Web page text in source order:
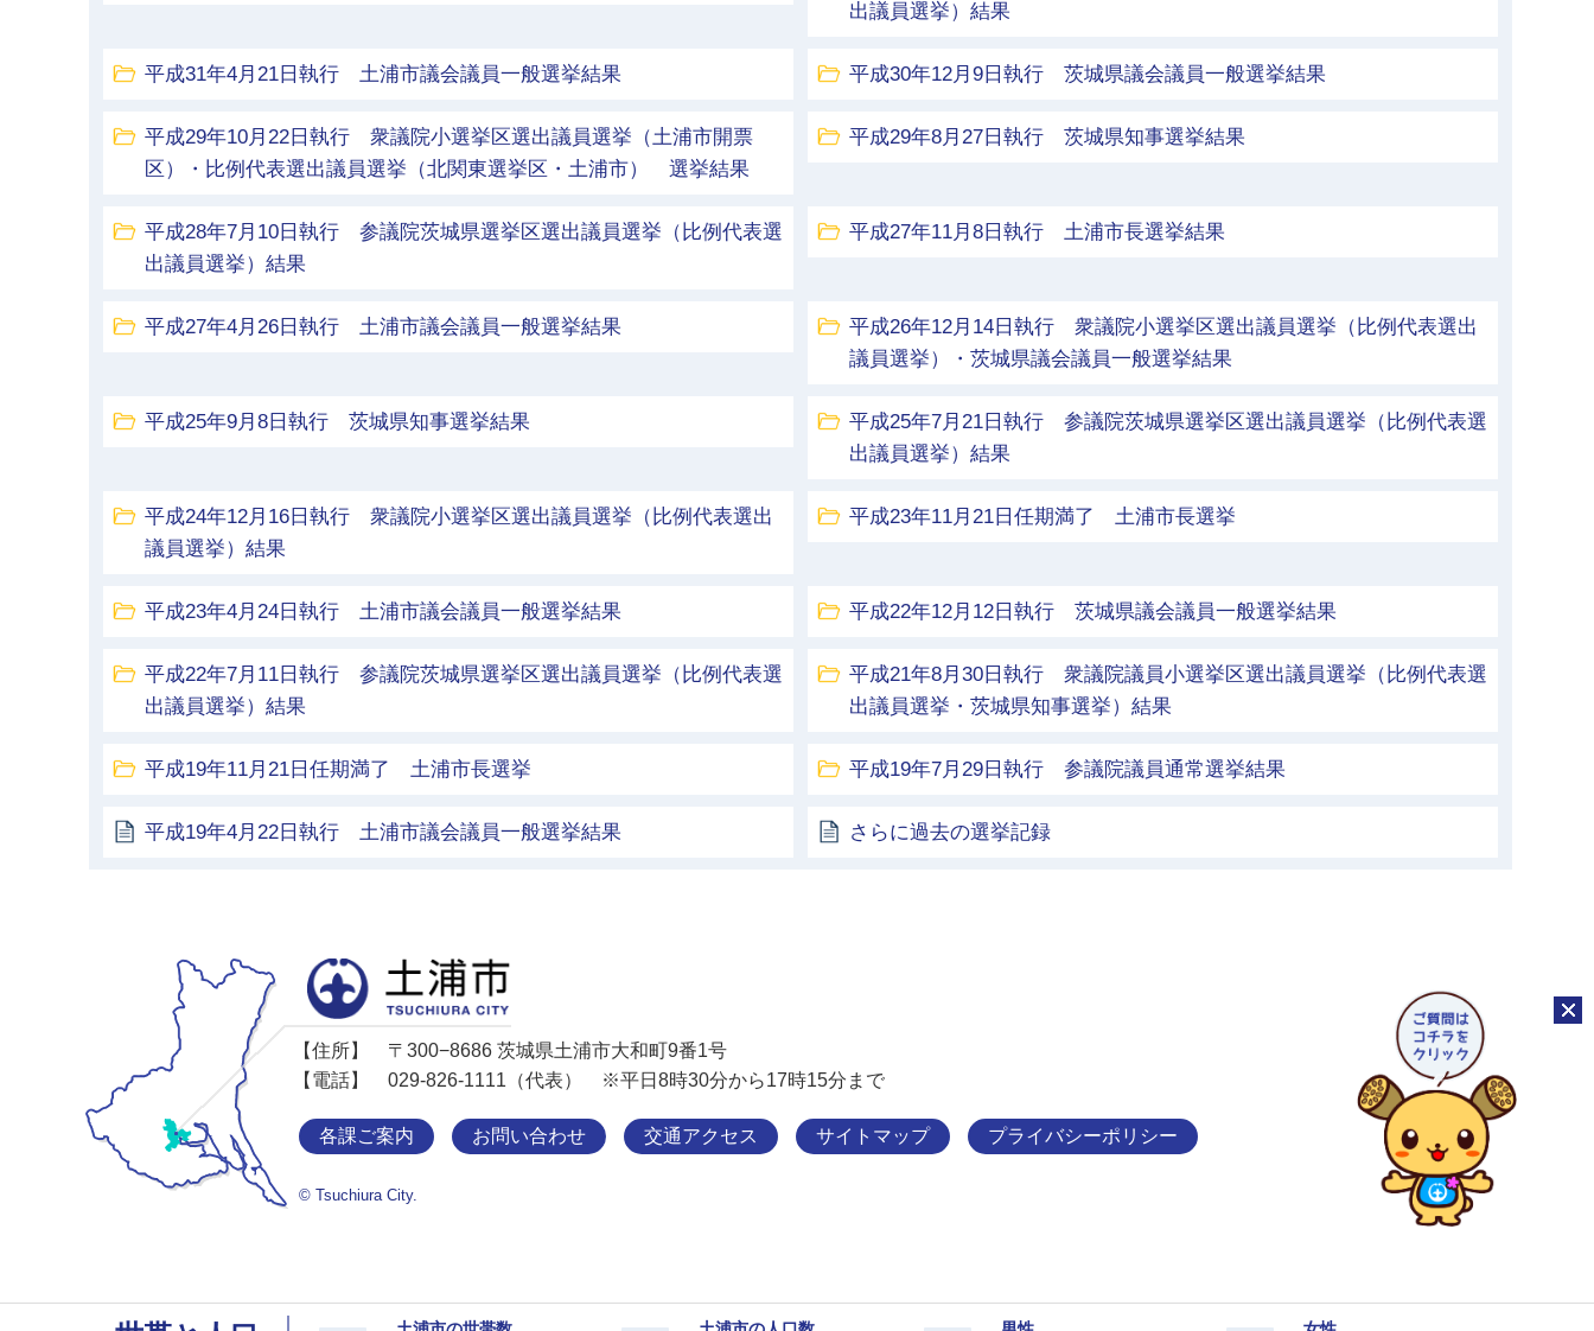
出議員選挙）結果
平成31年4月21日執行 土浦市議会議員一般選挙結果 平成30年12月9日執行 茨城県議会議員一般選挙結果
平成29年10月22日執行 衆議院小選挙区選出議員選挙（土浦市開票
区）・比例代表選出議員選挙（北関東選挙区・土浦市） 選挙結果
平成29年8月27日執行 茨城県知事選挙結果
平成28年7月10日執行 参議院茨城県選挙区選出議員選挙（比例代表選
出議員選挙）結果
平成27年11月8日執行 土浦市長選挙結果
平成27年4月26日執行 土浦市議会議員一般選挙結果
平成26年12月14日執行 衆議院小選挙区選出議員選挙（比例代表選出
議員選挙）・茨城県議会議員一般選挙結果
平成25年9月8日執行 茨城県知事選挙結果
平成25年7月21日執行 参議院茨城県選挙区選出議員選挙（比例代表選
出議員選挙）結果
平成24年12月16日執行 衆議院小選挙区選出議員選挙（比例代表選出
議員選挙）結果
平成23年11月21日任期満了 土浦市長選挙
平成23年4月24日執行 土浦市議会議員一般選挙結果 平成22年12月12日執行 茨城県議会議員一般選挙結果
平成22年7月11日執行 参議院茨城県選挙区選出議員選挙（比例代表選
出議員選挙）結果
平成21年8月30日執行 衆議院議員小選挙区選出議員選挙（比例代表選
出議員選挙・茨城県知事選挙）結果
平成19年11月21日任期満了 土浦市長選挙 平成19年7月29日執行 参議院議員通常選挙結果
平成19年4月22日執行 土浦市議会議員一般選挙結果 さらに過去の選挙記録
【住所】
〒300−8686 茨城県土浦市大和町9番1号
【電話】
029-826-1111（代表） ※平日8時30分から17時15分まで
各課ご案内 お問い合わせ 交通アクセス サイトマップ プライバシーポリシー
© Tsuchiura City.
チャ